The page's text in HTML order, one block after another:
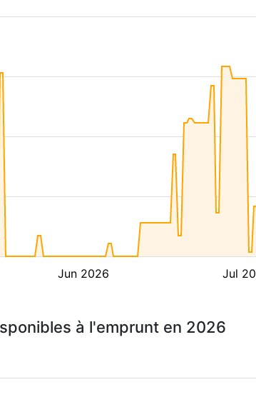
Jun 2026 Jul
à l'emprunt en 2026